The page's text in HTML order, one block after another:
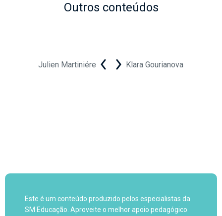
Outros conteúdos
Julien Martiniére Klara Gourianova
Este é um conteúdo produzido pelos especialistas da
SM Educação. Aproveite o melhor apoio pedagógico